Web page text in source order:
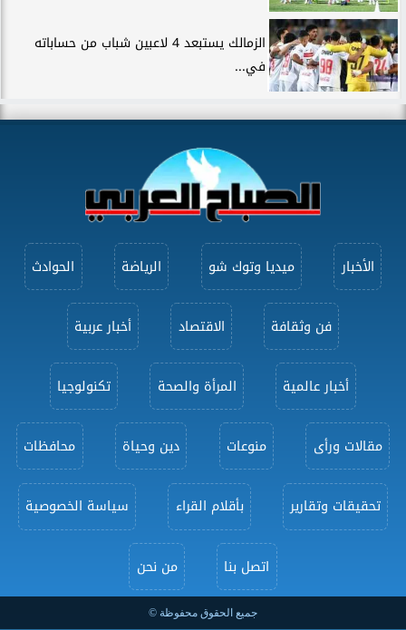
الزمالك يستبعد 4 لاعبين شباب من حساباته
في...
الأخبار ميديا وتوك شو الرياضة الحوادث
فن وثقافة الاقتصاد أخبار عربية
أخبار عالمية المرأة والصحة تكنولوجيا
مقالات ورأى منوعات دين وحياة محافظات
تحقيقات وتقارير بأقلام القراء سياسة الخصوصية
اتصل بنا من نحن
جميع الحقوق محفوظة ©